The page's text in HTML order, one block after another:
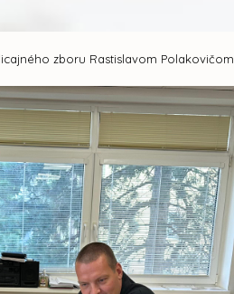
zboru Rastislavom Polakovičom